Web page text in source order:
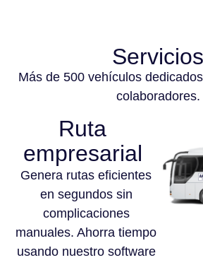
Servicios
Más de 500 vehículos
colaboradores.
Ruta
empresarial
Genera rutas eficientes
en segundos sin
complicaciones
manuales. Ahorra tiempo
usando nuestro software